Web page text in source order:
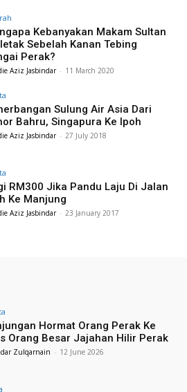
Kebanyakan Makam Sultan
Sebelah Kanan Tebing
Perak?
Aziz Jasbindar - 11 March 2020
Sulung Air Asia Dari
Bahru, Singapura Ke Ipoh
Aziz Jasbindar - 27 July 2018
RM300 Jika Pandu Laju Di Jalan
Ke Manjung
Aziz Jasbindar - 23 January 2017
Hormat Orang Perak Ke
Orang Besar Jajahan Hilir Perak
Zulqarnain - 12 June 2026